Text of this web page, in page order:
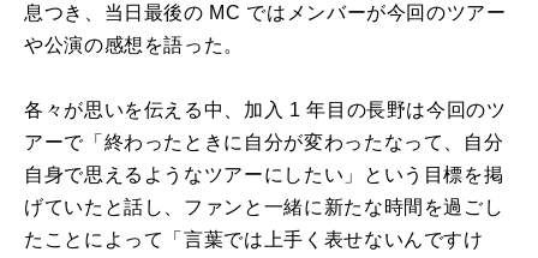
息つき、当日最後の MC ではメンバーが今回のツアー
や公演の感想を語った。
各々が思いを伝える中、加入 1 年目の長野は今回のツ
アーで「終わったときに自分が変わったなって、自分
自身で思えるようなツアーにしたい」という目標を掲
げていたと話し、ファンと一緒に新たな時間を過ごし
たことによって「言葉では上手く表せないんですけ